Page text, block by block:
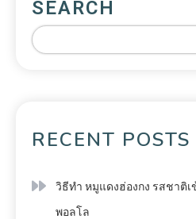
SEARCH
RECENT POSTS
วิธีทำ หมูแดงฮ่องกง รสชาติ
พอลโล